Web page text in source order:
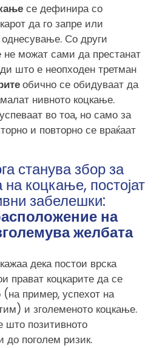
се дефинира со
да го запре или
однесување. Со други
не можат сами да престанат
што е неопходен третман
обично се обидуваат да
нивното коцкање.
во тоа, но само за
и повторно се враќаат
станува збор за
на коцкање, постојат
забелешки:
на
желбата
дека постои врска
прават коцкарите да се
(на пример, успехот на
и зголеменото коцкање.
што позитивното
до поголем ризик.